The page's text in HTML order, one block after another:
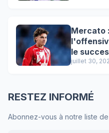
Mercato
le
juillet 30,
RESTEZ INFORMÉ
Abonnez-vous à notre liste